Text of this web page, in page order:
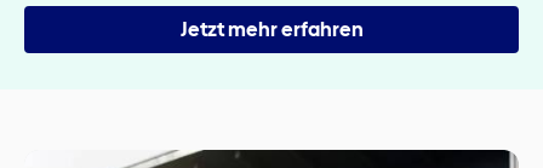
Jetzt mehr erfahren